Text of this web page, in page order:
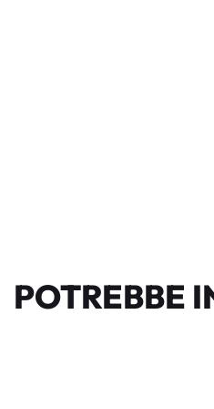
POTREBBE